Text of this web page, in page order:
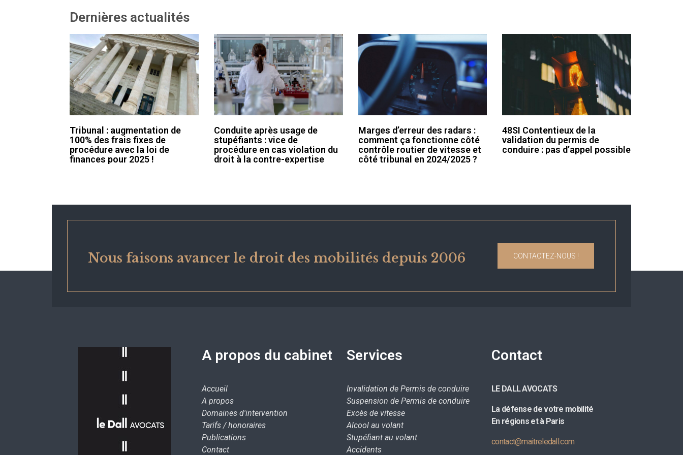
Dernières actualités
Tribunal : augmentation de
100% des frais fixes de
procédure avec la loi de
finances pour 2025 !
Conduite après usage de
stupéfiants : vice de
procédure en cas violation du
droit à la contre-expertise
Marges d’erreur des radars :
comment ça fonctionne côté
contrôle routier de vitesse et
côté tribunal en 2024/2025 ?
48SI Contentieux de la
validation du permis de
conduire : pas d’appel possible
Nous faisons avancer le droit des mobilités depuis 2006 CONTACTEZ-NOUS !
A propos du cabinet
Accueil
A propos
Domaines d'intervention
Tarifs / honoraires
Publications
Contact
Services
Invalidation de Permis de conduire
Suspension de Permis de conduire
Excès de vitesse
Alcool au volant
Stupéfiant au volant
Accidents
Contact
LE DALL AVOCATS
La défense de votre mobilité
En régions et à Paris
contact@maitreledall.com